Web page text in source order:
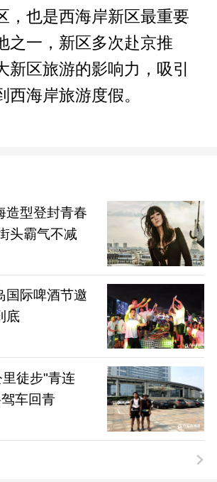
，也是西海岸新区最重要
之一，新区多次赴京推
新区旅游的影响力，吸引
西海岸旅游度假。
造型登封青春
头霸气不减
国际啤酒节邀
底
徒步"青连
车回青